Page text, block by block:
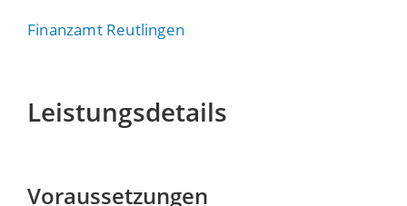
Finanzamt Reutlingen
Leistungsdetails
Voraussetzungen